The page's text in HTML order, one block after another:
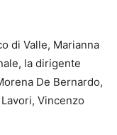
di Valle, Marianna
la dirigente
De Bernardo,
Vincenzo